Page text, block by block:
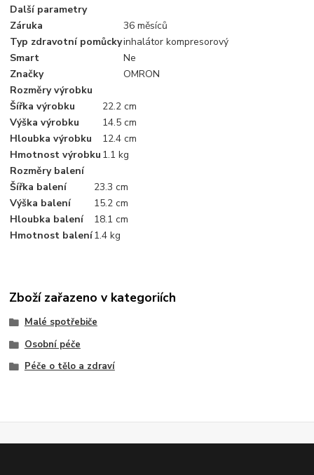
Další parametry
Záruka
36 měsíců
Typ zdravotní pomůckyinhalátor kompresorový
Smart
Ne
Značky
OMRON
Rozměry výrobku
Šířka výrobku
22.2 cm
Výška výrobku
14.5 cm
Hloubka výrobku
12.4 cm
Hmotnost výrobku 1.1 kg
Rozměry balení
Šířka balení
23.3 cm
Výška balení
15.2 cm
Hloubka balení
18.1 cm
Hmotnost balení1.4 kg
Zboží zařazeno v kategoriích
Malé spotřebiče
Osobní péče
Péče o tělo a zdraví